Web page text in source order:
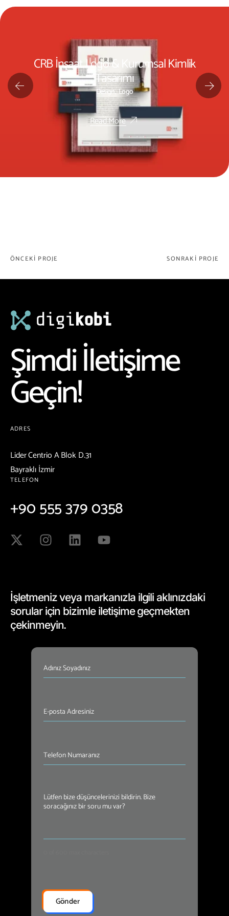
CRB İnşaat Logo & Kurumsal Kimlik
Tasarımı
Design Logo
Read More
ÖNCEKI PROJE SONRAKI PROJE
Şimdi İletişime
Geçin!
ADRES
Lider Centrio A Blok D.31
Bayraklı İzmir
TELEFON
+90 555 379 0358
İşletmeniz veya markanızla ilgili aklınızdaki
sorular için bizimle iletişime geçmekten
çekinmeyin.
İsim (Required)
E-
posta
Adresiniz(Required)
Telefon
Numaranız(Required)
Mesajınız(Required)